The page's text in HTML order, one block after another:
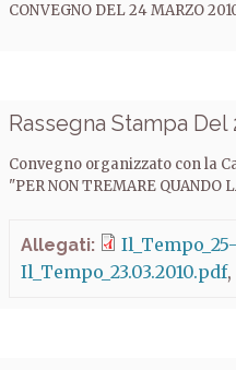
CONVEGNO DEL 24 MARZO
Rassegna Stampa Del
Convegno organizzato con la
"PER NON TREMARE QUANDO
Allegati:
Il_Tempo_23.03.2010.pdf